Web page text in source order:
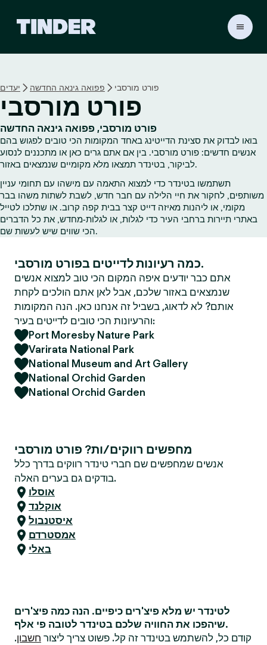
ת
ש
ל
ט
י
נ
ד
יעדים פפואה גינאה החדשה פורט מורסבי
פורט מורסבי
פורט מורסבי, פפואה גינאה החדשה
בואו לבדוק את סצינת הדייטינג באחד המקומות הכי טובים לפגוש בהם
אנשים חדשים: פורט מורסבי. בין אם אתם גרים כאן או מתכננים לנסוע
לביקור, בטינדר תמצאו מלא מקומיים שנמצאים באזור.
תשתמשו בטינדר כדי למצוא התאמה עם מישהו עם תחומי עניין
משותפים, לחקור את חיי הלילה עם חבר חדש, לשבת לשתות משהו בבר
מקומי, או ליהנות מאיזה דייט קצר בבית קפה קרוב. או שתלכו לטייל
באתרי תיירות ברחבי העיר כדי לגלות, או לגלות‑מחדש, את כל הדברים
הכי שווים שיש לעשות שם.
כמה רעיונות לדייטים בפורט מורסבי.
אתם כבר יודעים איפה המקום הכי טוב למצוא אנשים
שנמצאים באזור שלכם, אבל לאן אתם הולכים לקחת
אותם? לא לדאוג, בשביל זה אנחנו כאן. הנה המקומות
והרעיונות הכי טובים לדייטים בעיר:
Port Moresby Nature Park
Varirata National Park
National Museum and Art Gallery
National Orchid Garden
National Orchid Garden
מחפשים רווקים/ות? פורט מורסבי
אנשים שמחפשים שם חברי טינדר רווקים בדרך כלל
בודקים גם בערים האלה.
אוסלו
אוקלנד
איסטנבול
אמסטרדם
באלי
לטינדר יש מלא פיצ'רים כיפיים. הנה כמה פיצ'רים
שיהפכו את החוויה שלכם בטינדר לטובה פי אלף.
קודם כל, להשתמש בטינדר זה קל. פשוט צריך ליצור חשבון.